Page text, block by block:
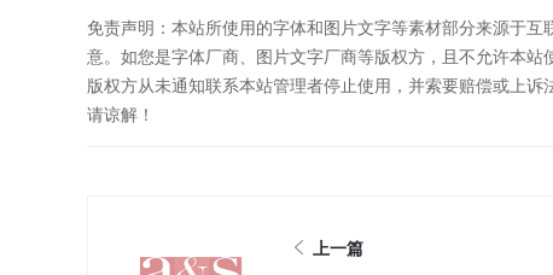
免责声明：本站所使用的字体和图片文字等素材部分来源于
意。如您是字体厂商、图片文字厂商等版权方，且不允许本
版权方从未通知联系本站管理者停止使用，并索要赔偿或上
请谅解！
上一篇